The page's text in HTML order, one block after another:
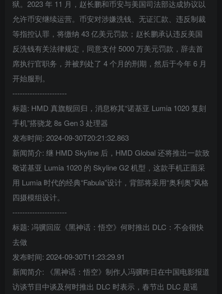
狱。2023 年 11 月，赵长鹏和币安与美国司法部达成协议以
允许币安继续运营。币安对涉嫌洗钱、无证汇款、违反制裁
等指控认罪，将缴纳 43 亿美元罚款；赵长鹏承认违反美国
反洗钱有关法律规定，同意支付 5000 万美元罚款，辞去首
席执行官职务，并被判处了 4 个月的刑期，然后于今年 6 月
开始服刑。
----------------------
标题: HMD 真旗舰回归，消息称其“诺基亚 Lumia 1020 复刻
手机”搭骁龙 8s Gen 3 处理器
发布时间: 2024-09-30T20:21:32.863
新闻简介: 继 HMD Skyline 后，HMD Global 还将推出一款致
敬诺基亚 Lumia 1020 的 Skyline G2 机型，这款手机正面采
用 Lumia 时代的经典“Fabula”设计，背部将采用“奥利奥”风格
四摄模组设计。
----------------------
标题: 冯骥回应《黑神话：悟空》何时推出 DLC：不会很快
去做
发布时间: 2024-09-30T11:23:29.91
新闻简介: 《黑神话：悟空》制作人冯骥昨日在中国电影报道
访谈节目中谈及何时推出 DLC 时表示，春节出 DLC 是谣